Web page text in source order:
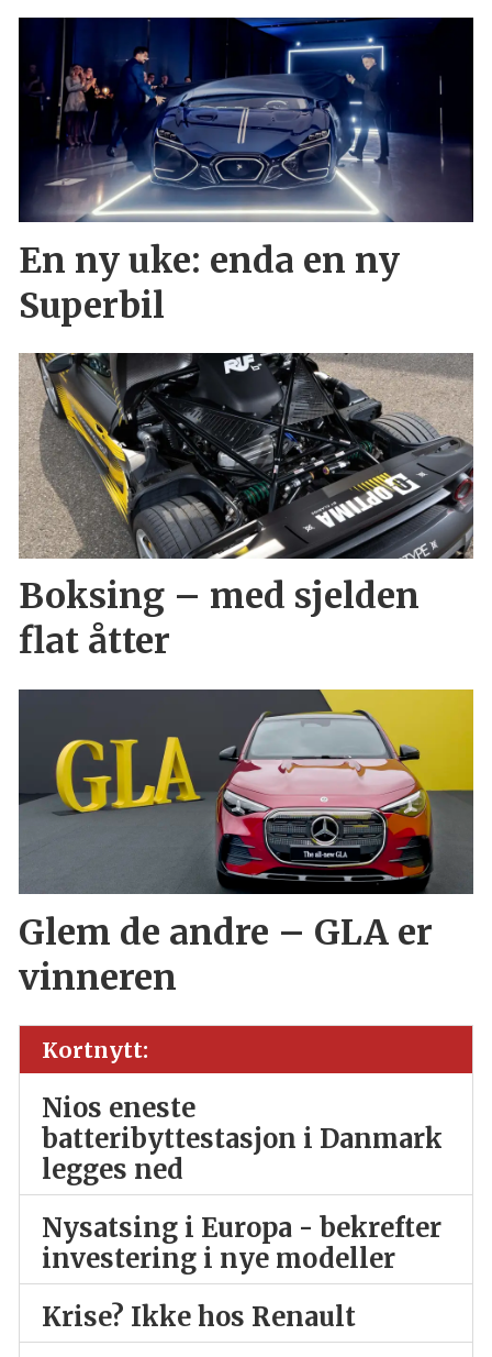
En ny uke: enda en ny
Superbil
Boksing – med sjelden
flat åtter
Glem de andre – GLA er
vinneren
Kortnytt:
Nios eneste
batteribyttestasjon i Danmark
legges ned
Nysatsing i Europa - bekrefter
investering i nye modeller
Krise? Ikke hos Renault